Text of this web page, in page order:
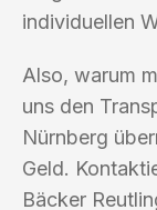
individuellen
Also, warum
uns den
Nürnberg
Geld.
Bäcker